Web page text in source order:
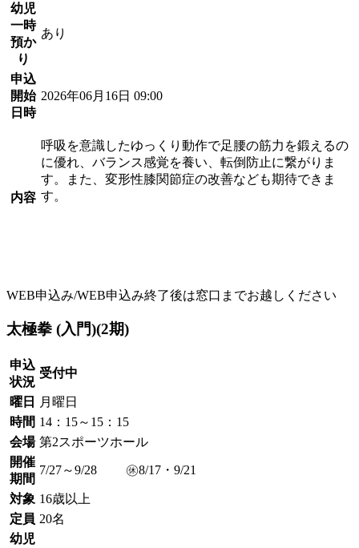
幼児
一時
預か
り
あり
申込
開始
日時
2026年06月16日 09:00
内容
呼吸を意識したゆっくり動作で足腰の筋力を鍛えるの
に優れ、バランス感覚を養い、転倒防止に繋がりま
す。また、変形性膝関節症の改善なども期待できま
す。
WEB申込み/WEB申込み終了後は窓口までお越しください
太極拳 (入門)(2期)
申込
状況
受付中
曜日
月曜日
時間 14：15～15：15
会場 第2スポーツホール
開催
期間
7/27～9/28 ㊡8/17・9/21
対象 16歳以上
定員 20名
幼児